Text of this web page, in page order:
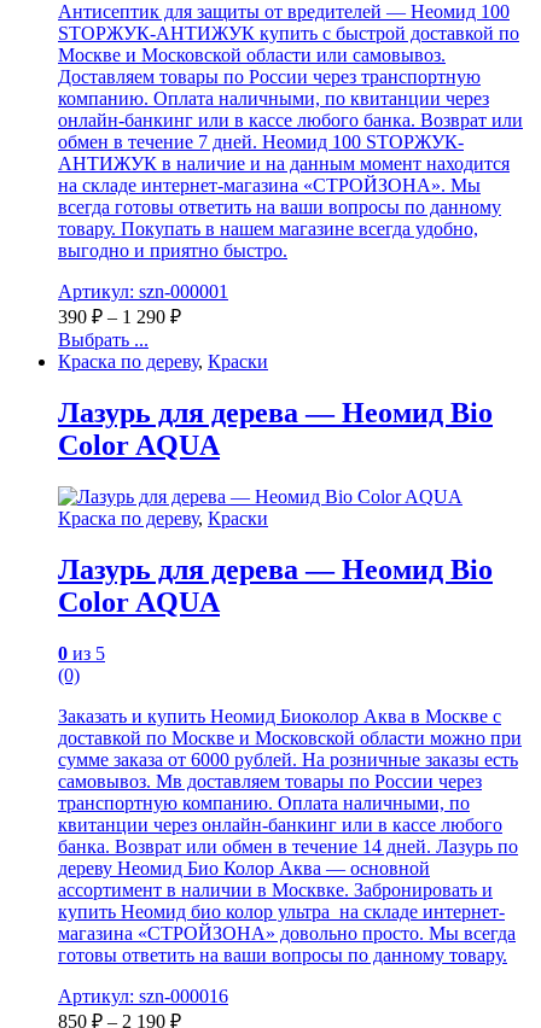
Антисептик для защиты от вредителей — Неомид 100
STOPЖУК-АНТИЖУК купить с быстрой доставкой по
Москве и Московской области или самовывоз.
Доставляем товары по России через транспортную
компанию. Оплата наличными, по квитанции через
онлайн-банкинг или в кассе любого банка. Возврат или
обмен в течение 7 дней. Неомид 100 STOPЖУК-
АНТИЖУК в наличие и на данным момент находится
на складе интернет-магазина «СТРОЙЗОНА». Мы
всегда готовы ответить на ваши вопросы по данному
товару. Покупать в нашем магазине всегда удобно,
выгодно и приятно быстро.
Артикул: szn-000001
390 ₽ – 1 290 ₽
Выбрать ...
Краска по дереву, Краски
Лазурь для дерева — Неомид Bio
Color AQUA
Краска по дереву, Краски
Лазурь для дерева — Неомид Bio
Color AQUA
0 из 5
(0)
Заказать и купить Неомид Биоколор Аква в Москве с
доставкой по Москве и Московской области можно при
сумме заказа от 6000 рублей. На розничные заказы есть
самовывоз. Мв доставляем товары по России через
транспортную компанию. Оплата наличными, по
квитанции через онлайн-банкинг или в кассе любого
банка. Возврат или обмен в течение 14 дней. Лазурь по
дереву Неомид Био Колор Аква — основной
ассортимент в наличии в Москвке. Забронировать и
купить Неомид био колор ультра на складе интернет-
магазина «СТРОЙЗОНА» довольно просто. Мы всегда
готовы ответить на ваши вопросы по данному товару.
Артикул: szn-000016
850 ₽ – 2 190 ₽